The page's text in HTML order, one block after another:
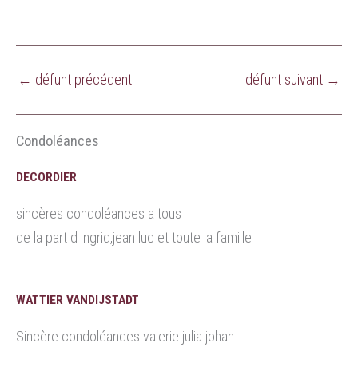
← défunt précédent défunt suivant →
Condoléances
DECORDIER
sincères condoléances a tous
de la part d ingrid,jean luc et toute la famille
WATTIER VANDIJSTADT
Sincère condoléances valerie julia johan